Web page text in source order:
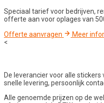
Speciaal tarief voor bedrijven,
offerte aan voor oplages van
Offerte aanvragen
Meer
<
De leverancier voor alle
snelle levering, persoonlijk
Alle genoemde prijzen op de